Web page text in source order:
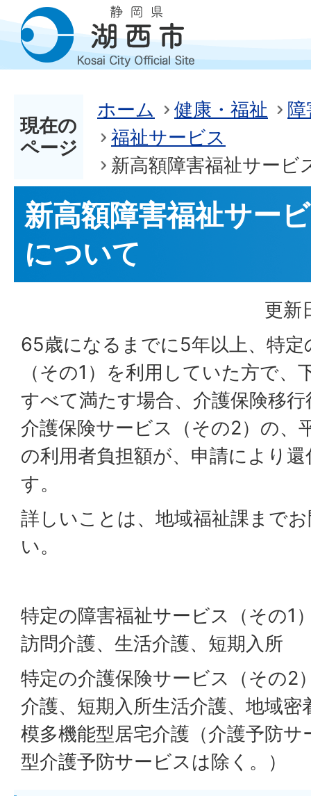
現在の
ページ
ホーム 健康・福祉
福祉サービス
新高額障害福祉サービ
新高額障害福祉サー
について
更新
65歳になるまでに5年以上、特
（その1）を利用していた方で、
すべて満たす場合、介護保険移
介護保険サービス（その2）の、
の利用者負担額が、申請により
す。
詳しいことは、地域福祉課まで
い。
特定の障害福祉サービス（その1
訪問介護、生活介護、短期入所
特定の介護保険サービス（その2
介護、短期入所生活介護、地域密
模多機能型居宅介護（介護予防
型介護予防サービスは除く。）